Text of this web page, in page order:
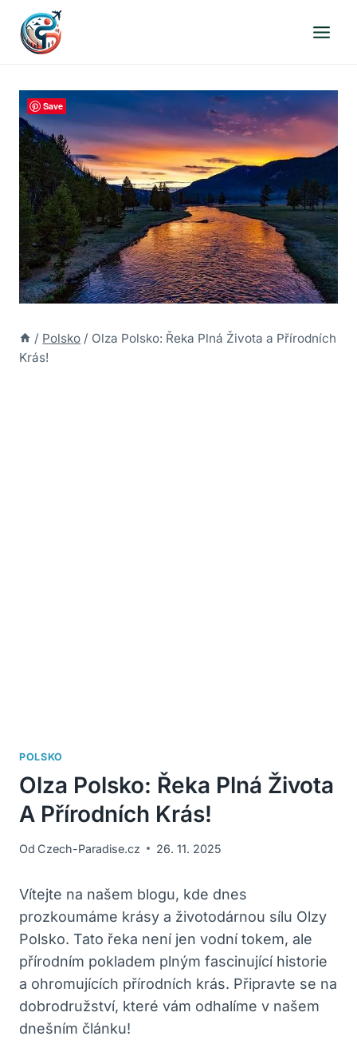
Přeskočit
obsah
/ Polsko / Olza Polsko: Řeka Plná Života a Přírodních
Krás!
POLSKO
Olza Polsko: Řeka Plná Života
A Přírodních Krás!
Od Czech-Paradise.cz 26. 11. 2025
Vítejte na našem blogu, kde dnes
prozkoumáme krásy a životodárnou sílu Olzy
Polsko. Tato řeka není jen vodní tokem, ale
přírodním pokladem plným fascinující historie
a ohromujících přírodních krás. Připravte se na
dobrodružství, které vám odhalíme v našem
dnešním článku!
Save